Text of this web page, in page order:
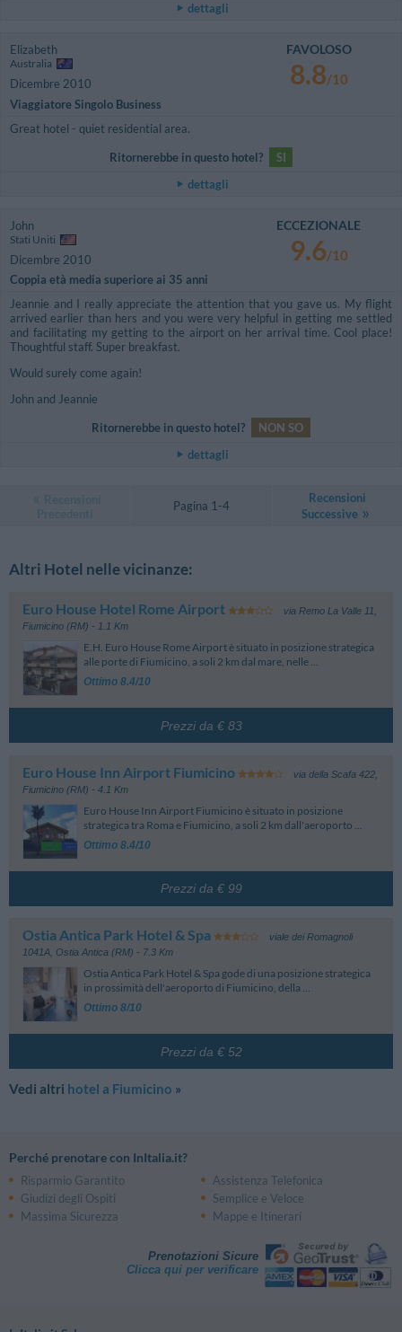
dettagli
Elizabeth
Australia
Dicembre 2010
Viaggiatore Singolo Business
FAVOLOSO
8.8/10
Great hotel - quiet residential area.
Ritornerebbe in questo hotel?
SI
dettagli
John
Stati Uniti
Dicembre 2010
Coppia età media superiore ai 35 anni
ECCEZIONALE
9.6/10
Jeannie and I really appreciate the attention that you gave us. My flight
arrived earlier than hers and you were very helpful in getting me settled
and facilitating my getting to the airport on her arrival time. Cool place!
Thoughtful staff. Super breakfast.
Would surely come again!
John and Jeannie
Ritornerebbe in questo hotel?
NON SO
dettagli
Pagina 1-4
Recensioni
Successive
Altri Hotel nelle vicinanze:
Euro House Hotel Rome Airport via Remo La Valle 11,
Fiumicino (RM) - 1.1 Km
E.H. Euro House Rome Airport è situato in posizione strategica
alle porte di Fiumicino, a soli 2 km dal mare, nelle ...
Ottimo 8.4/10
Prezzi da € 83
Euro House Inn Airport Fiumicino via della Scafa 422,
Fiumicino (RM) - 4.1 Km
Euro House Inn Airport Fiumicino è situato in posizione
strategica tra Roma e Fiumicino, a soli 2 km dall'aeroporto ...
Ottimo 8.4/10
Prezzi da € 99
Ostia Antica Park Hotel & Spa
viale dei Romagnoli
1041A, Ostia Antica (RM) - 7.3 Km
Ostia Antica Park Hotel & Spa gode di una posizione strategica
in prossimità dell'aeroporto di Fiumicino, della ...
Ottimo 8/10
Prezzi da € 52
Vedi altri hotel a Fiumicino »
Perché prenotare con InItalia.it?
Risparmio Garantito
Assistenza Telefonica
Giudizi degli Ospiti
Semplice e Veloce
Massima Sicurezza
Mappe e Itinerari
Prenotazioni Sicure
Clicca qui per verificare